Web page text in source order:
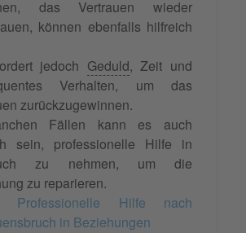
das Vertrauen wieder
können ebenfalls hilfreich
jedoch Geduld, Zeit und
Verhalten, um das
zurückzugewinnen.
Fällen kann es auch
sein, professionelle Hilfe in
zu nehmen, um die
zu reparieren.
Professionelle Hilfe nach
in Beziehungen